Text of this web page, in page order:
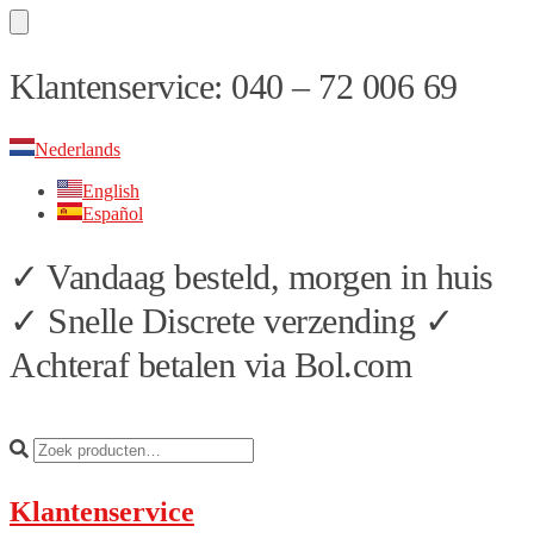
Skip
to
Skip
to
Klantenservice: 040 – 72 006 69
Nederlands
English
Español
✓ Vandaag besteld, morgen in huis
✓ Snelle Discrete verzending ✓
Achteraf betalen via Bol.com
Klantenservice